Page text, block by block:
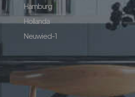
Hamburg
Hollanda
Neuwied-1